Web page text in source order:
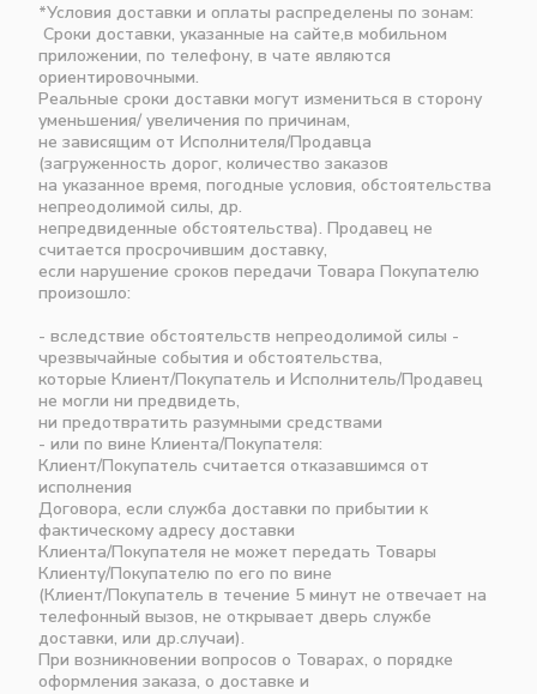
*Условия доставки и оплаты распределены по зонам:
Сроки доставки, указанные на сайте,в мобильном
приложении, по телефону, в чате являются
ориентировочными.
Реальные сроки доставки могут измениться в сторону
уменьшения/ увеличения по причинам,
не зависящим от Исполнителя/Продавца
(загруженность дорог, количество заказов
на указанное время, погодные условия, обстоятельства
непреодолимой силы, др.
непредвиденные обстоятельства). Продавец не
считается просрочившим доставку,
если нарушение сроков передачи Товара Покупателю
произошло:
- вследствие обстоятельств непреодолимой силы -
чрезвычайные события и обстоятельства,
которые Клиент/Покупатель и Исполнитель/Продавец
не могли ни предвидеть,
ни предотвратить разумными средствами
- или по вине Клиента/Покупателя:
Клиент/Покупатель считается отказавшимся от
исполнения
Договора, если служба доставки по прибытии к
фактическому адресу доставки
Клиента/Покупателя не может передать Товары
Клиенту/Покупателю по его по вине
(Клиент/Покупатель в течение 5 минут не отвечает на
телефонный вызов, не открывает дверь службе
доставки, или др.случаи).
При возникновении вопросов о Товарах, о порядке
оформления заказа, о доставке и